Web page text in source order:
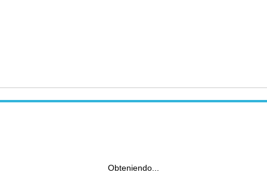
Obteniendo...